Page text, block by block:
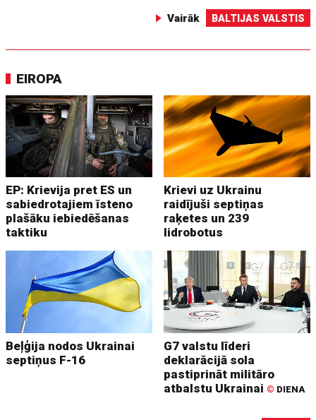
Vairāk BALTIJAS VALSTIS
EIROPA
EP: Krievija pret ES un
sabiedrotajiem īsteno
plašāku iebiedēšanas
taktiku
Krievi uz Ukrainu
raidījuši septiņas
raķetes un 239
lidrobotus
Beļģija nodos Ukrainai
septiņus F-16
G7 valstu līderi
deklarācijā sola
pastiprināt militāro
atbalstu Ukrainai © DIENA